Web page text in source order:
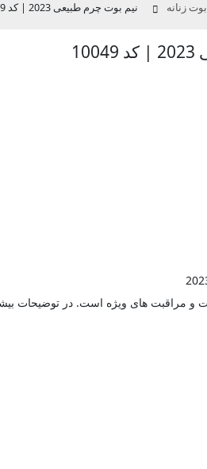
زنانه نیم بوت چرم طبیعی 2023 | کد 10049
و مراقبت های ویژه است. در توضیحات